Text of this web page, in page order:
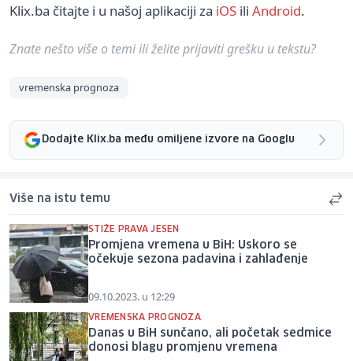
Klix.ba čitajte i u našoj aplikaciji za iOS ili Android.
Znate nešto više o temi ili želite prijaviti grešku u tekstu?
vremenska prognoza
Dodajte Klix.ba među omiljene izvore na Googlu
Više na istu temu
STIŽE PRAVA JESEN
Promjena vremena u BiH: Uskoro se
očekuje sezona padavina i zahlađenje
09.10.2023. u 12:29
VREMENSKA PROGNOZA
Danas u BiH sunčano, ali početak sedmice
donosi blagu promjenu vremena